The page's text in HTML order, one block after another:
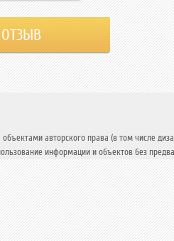
авторского права (в том числе
информации и объектов без